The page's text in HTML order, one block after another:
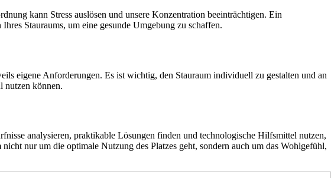
kann Stress auslösen und unsere Konzentration beeinträchtigen. Ein
Stauraums, um eine gesunde Umgebung zu schaffen.
eigene Anforderungen. Es ist wichtig, den Stauraum individuell zu gestalten und an
nutzen können.
analysieren, praktikable Lösungen finden und technologische Hilfsmittel nutzen,
nur um die optimale Nutzung des Platzes geht, sondern auch um das Wohlgefühl,